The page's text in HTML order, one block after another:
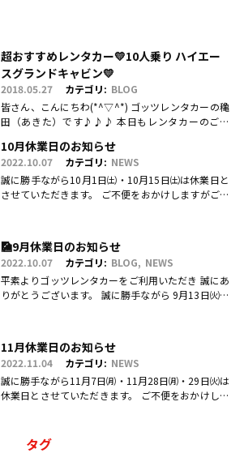
超おすすめレンタカー💛10人乗り ハイエー
スグランドキャビン💛
2018.05.27 カテゴリ: BLOG
皆さん、こんにちわ(*^▽^*) ゴッツレンタカーの穐
田（あきた）です♪♪♪ 本日もレンタカーのご利
りがとうございます(.....
10月休業日のお知らせ
2022.10.07 カテゴリ: NEWS
誠に勝手ながら10月1日㈯・10月15日㈯は休業日と
させていただきます。 ご不便をおかけしますがご理
🎑9月休業日のお知らせ
2022.10.07 カテゴリ: BLOG
NEWS
平素よりゴッツレンタカーをご利用いただき 誠にあ
りがとうございます。 誠に勝手ながら 9月13日㈫・
11月休業日のお知らせ
2022.11.04 カテゴリ: NEWS
誠に勝手ながら11月7日㈪・11月28日㈪・29日㈫は
休業日とさせていただきます。 ご不便をおかけしま
タグ